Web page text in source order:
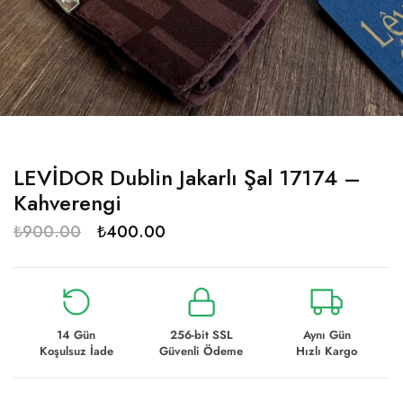
LEVİDOR Dublin Jakarlı Şal 17174 –
Kahverengi
₺900.00 ₺400.00
14 Gün
Koşulsuz İade
256-bit SSL
Güvenli Ödeme
Aynı Gün
Hızlı Kargo